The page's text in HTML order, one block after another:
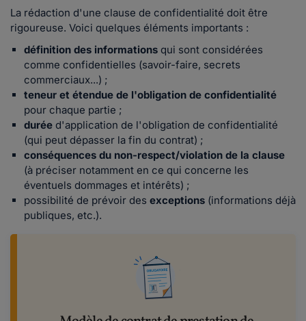
La rédaction d'une clause de confidentialité doit être
rigoureuse. Voici quelques éléments importants :
définition des informations qui sont considérées
comme confidentielles (savoir-faire, secrets
commerciaux...) ;
teneur et étendue de l'obligation de confidentialité
pour chaque partie ;
durée d'application de l'obligation de confidentialité
(qui peut dépasser la fin du contrat) ;
conséquences du non-respect/violation de la clause
(à préciser notamment en ce qui concerne les
éventuels dommages et intérêts) ;
possibilité de prévoir des exceptions (informations déjà
publiques, etc.).